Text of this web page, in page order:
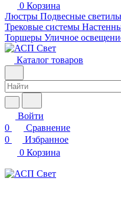
0 Корзина
Люстры Подвесные
Трековые системы
Торшеры Уличное
Каталог товаров
Войти
0
Сравнение
0
Избранное
0 Корзина